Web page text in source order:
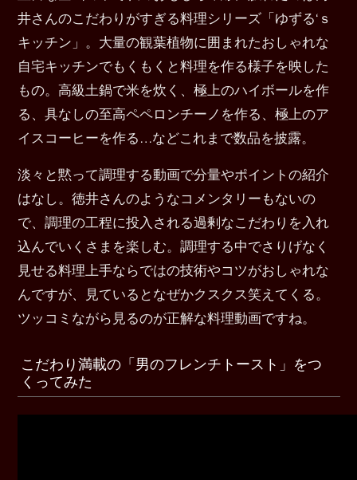
井さんのこだわりがすぎる料理シリーズ「ゆずる‘ｓ
キッチン」。大量の観葉植物に囲まれたおしゃれな
自宅キッチンでもくもくと料理を作る様子を映した
もの。高級土鍋で米を炊く、極上のハイボールを作
る、具なしの至高ペペロンチーノを作る、極上のア
イスコーヒーを作る…などこれまで数品を披露。
淡々と黙って調理する動画で分量やポイントの紹介
はなし。徳井さんのようなコメンタリーもないの
で、調理の工程に投入される過剰なこだわりを入れ
込んでいくさまを楽しむ。調理する中でさりげなく
見せる料理上手ならではの技術やコツがおしゃれな
んですが、見ているとなぜかクスクス笑えてくる。
ツッコミながら見るのが正解な料理動画ですね。
こだわり満載の「男のフレンチトースト」をつ
くってみた